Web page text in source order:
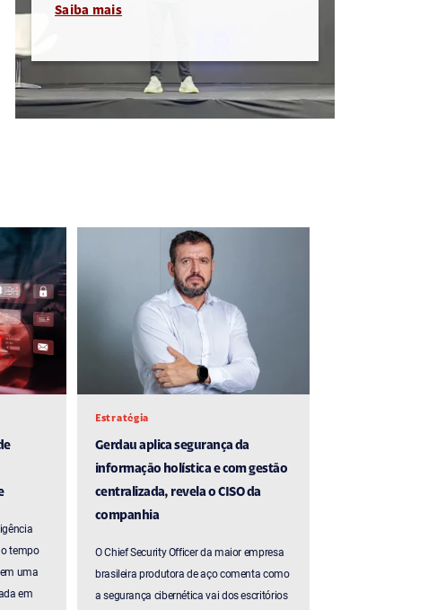
Saiba mais
tempo
uma
em
Estratégia
Gerdau aplica segurança da
informação holística e com gestão
centralizada, revela o CISO da
companhia
O Chief Security Officer da maior empresa
brasileira produtora de aço comenta como
a segurança cibernética vai dos escritórios